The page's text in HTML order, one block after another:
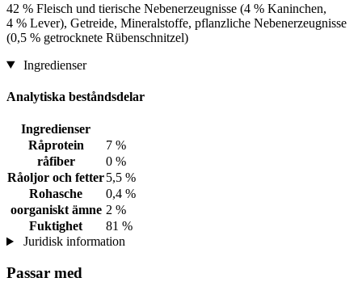
42 % Fleisch und tierische Nebenerzeugnisse (4 % Kaninchen,
4 % Lever), Getreide, Mineralstoffe, pflanzliche Nebenerzeugnisse
(0,5 % getrocknete Rübenschnitzel)
Ingredienser
Analytiska beståndsdelar
Ingredienser
Råprotein
7 %
råfiber
0 %
Råoljor och fetter5,5 %
Rohasche
0,4 %
oorganiskt ämne 2 %
Fuktighet
81 %
Juridisk information
Passar med